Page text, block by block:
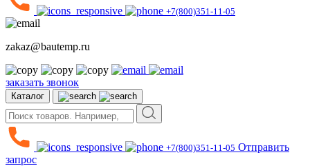
+7(800)351-11-05
zakaz@bautemp.ru
заказать звонок
Каталог
+7(800)351-11-05 Отправить
запрос